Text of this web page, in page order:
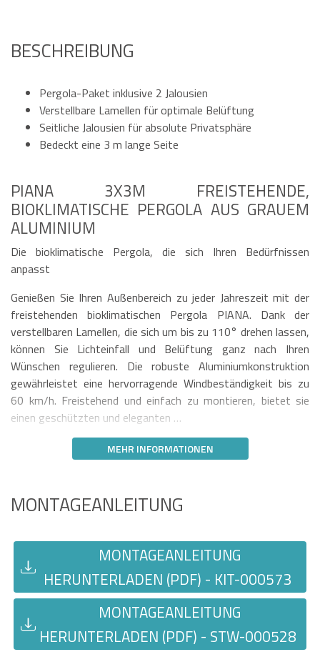
BESCHREIBUNG
Pergola-Paket inklusive 2 Jalousien
Verstellbare Lamellen für optimale Belüftung
Seitliche Jalousien für absolute Privatsphäre
Bedeckt eine 3 m lange Seite
PIANA 3X3M FREISTEHENDE,
BIOKLIMATISCHE PERGOLA AUS GRAUEM
ALUMINIUM
Die bioklimatische Pergola, die sich Ihren Bedürfnissen
anpasst
Genießen Sie Ihren Außenbereich zu jeder Jahreszeit mit der
freistehenden bioklimatischen Pergola PIANA. Dank der
verstellbaren Lamellen, die sich um bis zu 110° drehen lassen,
können Sie Lichteinfall und Belüftung ganz nach Ihren
Wünschen regulieren. Die robuste Aluminiumkonstruktion
gewährleistet eine hervorragende Windbeständigkeit bis zu
60 km/h. Freistehend und einfach zu montieren, bietet sie
einen geschützten und eleganten …
MEHR INFORMATIONEN
MONTAGEANLEITUNG
MONTAGEANLEITUNG
HERUNTERLADEN (PDF) - KIT-000573
MONTAGEANLEITUNG
HERUNTERLADEN (PDF) - STW-000528